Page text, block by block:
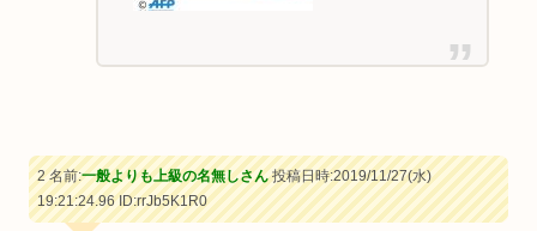
2 名前:一般よりも上級の名無しさん投稿日時:2019/11/27(水)
19:21:24.96ID:rrJb5K1R0